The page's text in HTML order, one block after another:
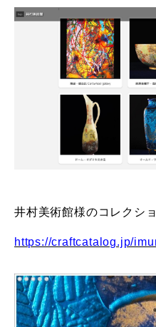
井村美術館様のコレクシ
https://craftcatalog.jp/